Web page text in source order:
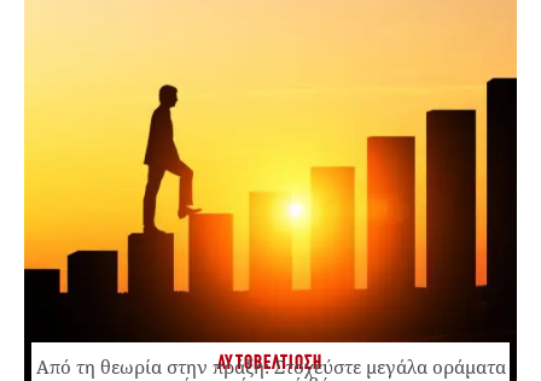
ΑΥΤΟΒΕΛΤΙΩΣΗ
Από τη θεωρία στην πράξη: Στοχεύστε μεγάλα οράματα